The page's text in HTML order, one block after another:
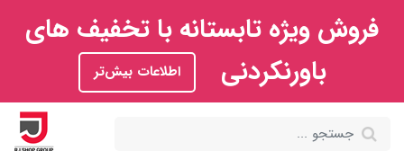
فروش ویژه تابستانه با تخفیف های
باورنکردنی
اطلاعات بیش‌تر